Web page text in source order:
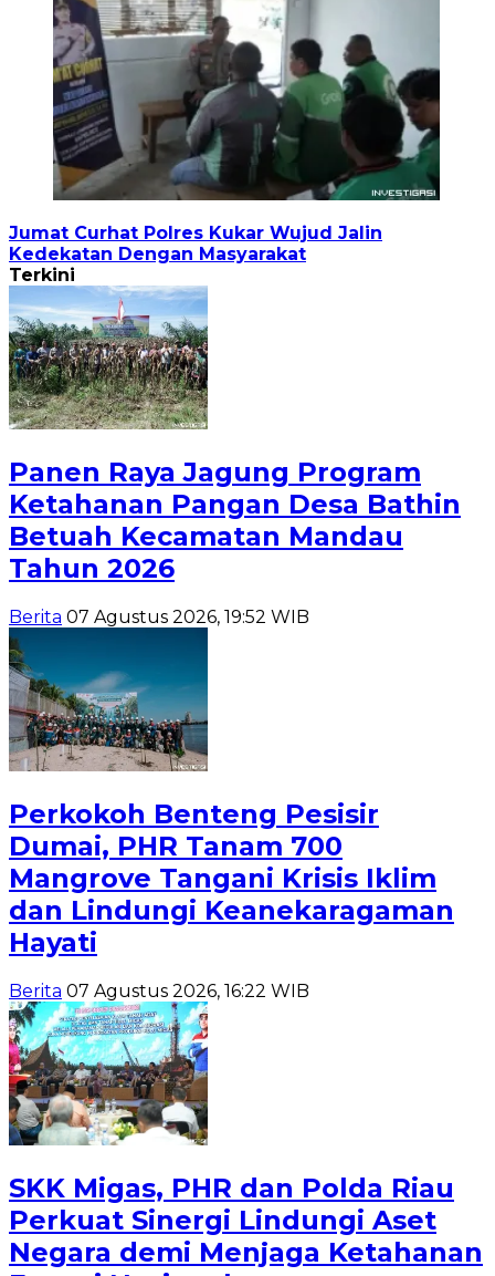
Jumat Curhat Polres Kukar Wujud Jalin
Kedekatan Dengan Masyarakat
Terkini
Panen Raya Jagung Program
Ketahanan Pangan Desa Bathin
Betuah Kecamatan Mandau
Tahun 2026
Berita 07 Agustus 2026, 19:52 WIB
Perkokoh Benteng Pesisir
Dumai, PHR Tanam 700
Mangrove Tangani Krisis Iklim
dan Lindungi Keanekaragaman
Hayati
Berita 07 Agustus 2026, 16:22 WIB
SKK Migas, PHR dan Polda Riau
Perkuat Sinergi Lindungi Aset
Negara demi Menjaga Ketahanan